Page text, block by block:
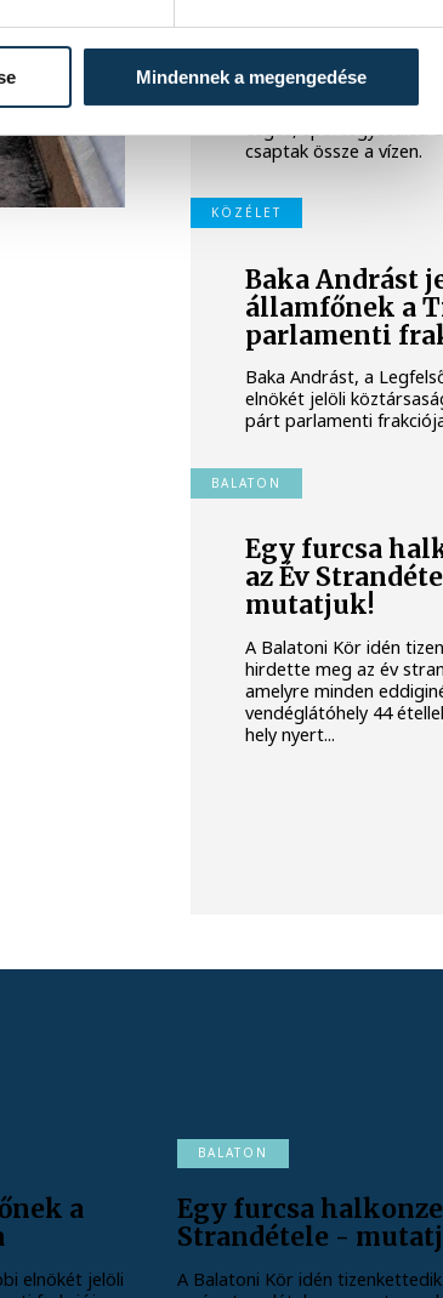
Mindennek a megengedése
A dobok ritmusára
népesítették be
előtti partszakaszt. Az
2026 programsorozat
megrendezett
céges, sportegyesületi
csaptak össze a vízen.
KÖZÉLET
Baka Andrást
államfőnek a
parlamenti
Baka Andrást, a
elnökét jelöli
párt parlamenti
BALATON
Egy furcsa
az Év
mutatjuk!
A Balatoni Kör idén
hirdette meg az év
amelyre minden
vendéglátóhely 44
hely nyert...
a
elnökét jelöli
BALATON
Egy furcsa
Strandétele -
A Balatoni Kör idén